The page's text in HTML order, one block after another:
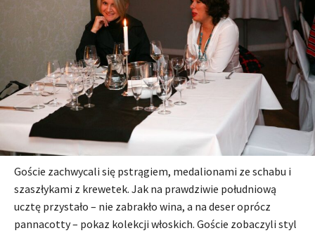
Goście zachwycali się pstrągiem, medalionami ze schabu i
szaszłykami z krewetek. Jak na prawdziwie południową
ucztę przystało – nie zabrakło wina, a na deser oprócz
pannacotty – pokaz kolekcji włoskich. Goście zobaczyli styl